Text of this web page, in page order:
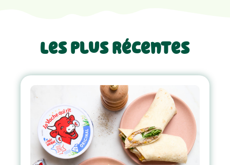
Les plus récentes